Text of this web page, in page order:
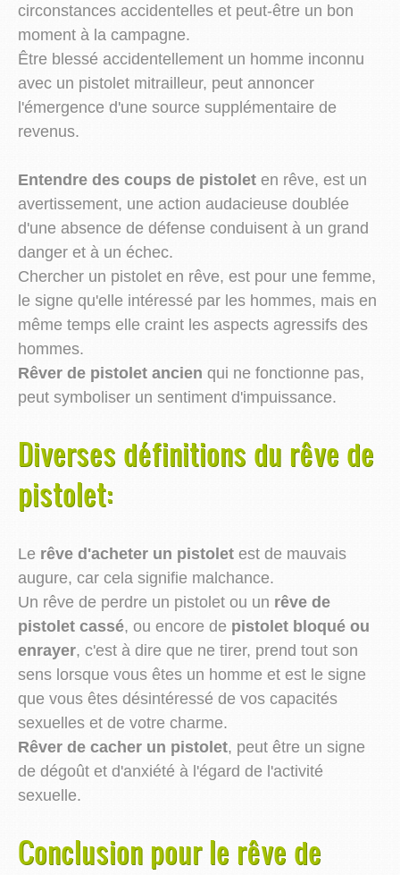
circonstances accidentelles et peut-être un bon
moment à la campagne.
Être blessé accidentellement un homme inconnu
avec un pistolet mitrailleur, peut annoncer
l'émergence d'une source supplémentaire de
revenus.
Entendre des coups de pistolet en rêve, est un
avertissement, une action audacieuse doublée
d'une absence de défense conduisent à un grand
danger et à un échec.
Chercher un pistolet en rêve, est pour une femme,
le signe qu'elle intéressé par les hommes, mais en
même temps elle craint les aspects agressifs des
hommes.
Rêver de pistolet ancien qui ne fonctionne pas,
peut symboliser un sentiment d'impuissance.
Diverses définitions du rêve de
pistolet:
Le rêve d'acheter un pistolet est de mauvais
augure, car cela signifie malchance.
Un rêve de perdre un pistolet ou un rêve de
pistolet cassé, ou encore de pistolet bloqué ou
enrayer, c'est à dire que ne tirer, prend tout son
sens lorsque vous êtes un homme et est le signe
que vous êtes désintéressé de vos capacités
sexuelles et de votre charme.
Rêver de cacher un pistolet, peut être un signe
de dégoût et d'anxiété à l'égard de l'activité
sexuelle.
Conclusion pour le rêve de